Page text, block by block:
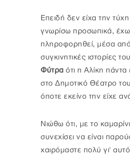
Επειδή δεν είχα την
γνωρίσω προσωπικά, έχω
πληροφορηθεί, μέσα από
συγκινητικές ιστορίες του
Φύτρα ότι η Αλίκη
στο Δημοτικό Θέατρο
όποτε εκείνο την είχε
Νιώθω ότι, με το
συνεχίσει να είναι
χαιρόμαστε πολύ γι'